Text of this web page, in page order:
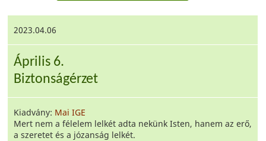
2023.04.06
Április 6.
Biztonságérzet
Kiadvány: Mai IGE
Mert nem a félelem lelkét adta nekünk Isten, hanem az erő,
a szeretet és a józanság lelkét.